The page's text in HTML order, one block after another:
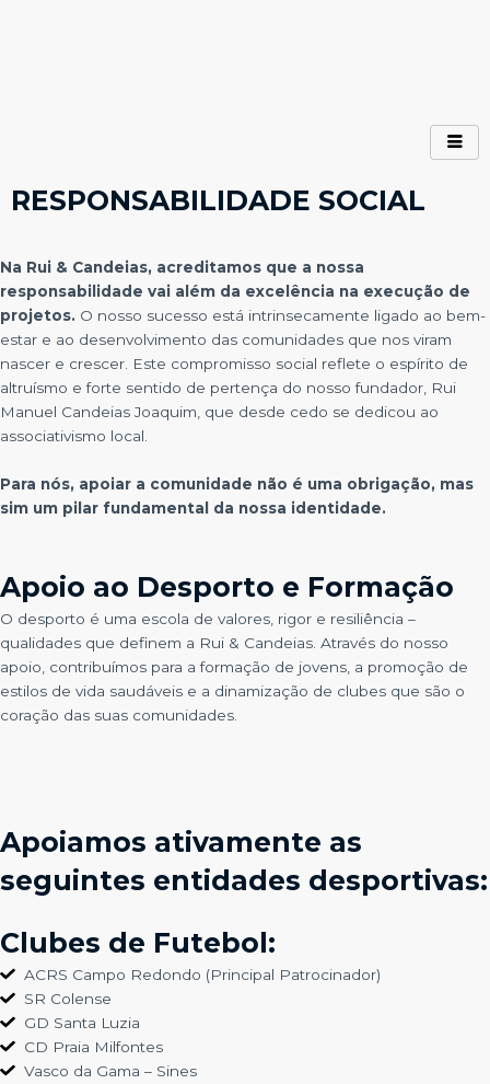
RESPONSABILIDADE SOCIAL
Na Rui & Candeias, acreditamos que a nossa
responsabilidade vai além da excelência na execução de
projetos. O nosso sucesso está intrinsecamente ligado ao bem-
estar e ao desenvolvimento das comunidades que nos viram
nascer e crescer. Este compromisso social reflete o espírito de
altruísmo e forte sentido de pertença do nosso fundador, Rui
Manuel Candeias Joaquim, que desde cedo se dedicou ao
associativismo local.
Para nós, apoiar a comunidade não é uma obrigação, mas
sim um pilar fundamental da nossa identidade.
Apoio ao Desporto e Formação
O desporto é uma escola de valores, rigor e resiliência –
qualidades que definem a Rui & Candeias. Através do nosso
apoio, contribuímos para a formação de jovens, a promoção de
estilos de vida saudáveis e a dinamização de clubes que são o
coração das suas comunidades.
Apoiamos ativamente as
seguintes entidades desportivas:
Clubes de Futebol:
ACRS Campo Redondo (Principal Patrocinador)
SR Colense
GD Santa Luzia
CD Praia Milfontes
Vasco da Gama – Sines
Necessário
Esses cookies
não são
opcionais. São
Estatísticas
Para que
possamos
e a estrutura
base em como
o site é usado.
Experiência